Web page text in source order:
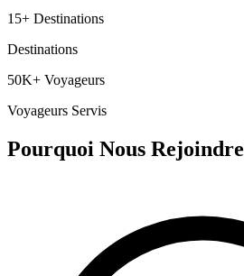
15+ Destinations
Destinations
50K+ Voyageurs
Voyageurs Servis
Pourquoi Nous Rejoindre